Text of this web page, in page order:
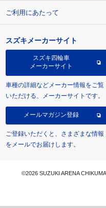
ご利用にあたって
スズキメーカーサイト
スズキ四輪車
メーカーサイト
車種の詳細などメーカー情報をご覧
いただける、メーカーサイトです。
メールマガジン登録
ご登録いただくと、さまざまな情報
をメールでお届けします。
©2026 SUZUKI ARENA